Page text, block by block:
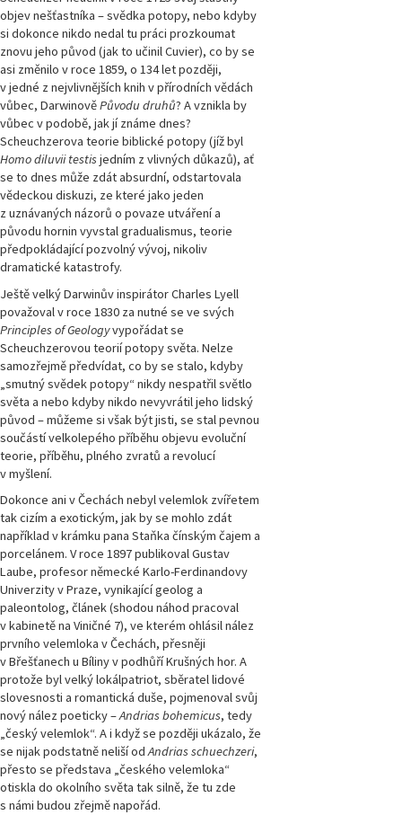
objev nešťastníka – svědka potopy, nebo kdyby
si dokonce nikdo nedal tu práci prozkoumat
znovu jeho původ (jak to učinil Cuvier), co by se
asi změnilo v roce 1859, o 134 let později,
v jedné z nejvlivnějších knih v přírodních vědách
vůbec, DarwinověPůvodu druhů? A vznikla by
vůbec v podobě, jak jí známe dnes?
Scheuchzerova teorie biblické potopy (jíž byl
Homo diluvii testis jedním z vlivných důkazů), ať
se to dnes může zdát absurdní, odstartovala
vědeckou diskuzi, ze které jako jeden
z uznávaných názorů o povaze utváření a
původu hornin vyvstal gradualismus, teorie
předpokládající pozvolný vývoj, nikoliv
dramatické katastrofy.
Ještě velký Darwinův inspirátor Charles Lyell
považoval v roce 1830 za nutné se ve svých
Principles of Geologyvypořádat se
Scheuchzerovou teorií potopy světa. Nelze
samozřejmě předvídat, co by se stalo, kdyby
„smutný svědek potopy“ nikdy nespatřil světlo
světa a nebo kdyby nikdo nevyvrátil jeho lidský
původ – můžeme si však být jisti, se stal pevnou
součástí velkolepého příběhu objevu evoluční
teorie, příběhu, plného zvratů a revolucí
v myšlení.
Dokonce ani v Čechách nebyl velemlok zvířetem
tak cizím a exotickým, jak by se mohlo zdát
například v krámku pana Staňka čínským čajem a
porcelánem. V roce 1897 publikoval Gustav
Laube, profesor německé Karlo-Ferdinandovy
Univerzity v Praze, vynikající geolog a
paleontolog, článek (shodou náhod pracoval
v kabinetě na Viničné 7), ve kterém ohlásil nález
prvního velemloka v Čechách, přesněji
v Břešťanech u Bíliny v podhůří Krušných hor. A
protože byl velký lokálpatriot, sběratel lidové
slovesnosti a romantická duše, pojmenoval svůj
nový nález poeticky –Andrias bohemicus, tedy
„český velemlok“. A i když se později ukázalo, že
se nijak podstatně neliší odAndrias schuechzeri,
přesto se představa „českého velemloka“
otiskla do okolního světa tak silně, že tu zde
s námi budou zřejmě napořád.